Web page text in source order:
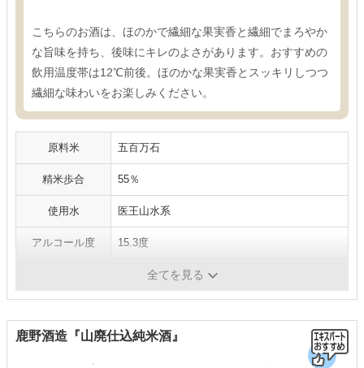
こちらのお酒は、ほのかで繊細な果実香と繊細でまろやか
な旨味を持ち、後味にキレのよさがあります。おすすめの
飲用温度帯は12℃前後。ほのかな果実香とスッキリしつつ
繊細な味わいをお楽しみください。
原料米 五百万石
精米歩合 55％
使用水 医王山水系
アルコール度 15.3度
720ml、1800ml
全てを見る
鹿野酒造『山廃仕込純米酒』